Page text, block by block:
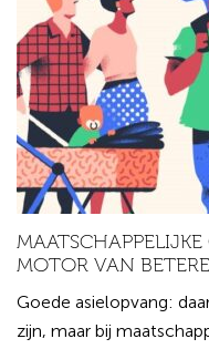
MOTOR VAN
Goede asielopvang:
zijn, maar bij